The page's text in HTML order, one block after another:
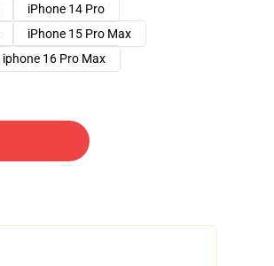
iPhone 14 Pro
iPhone 15 Pro Max
iphone 16 Pro Max